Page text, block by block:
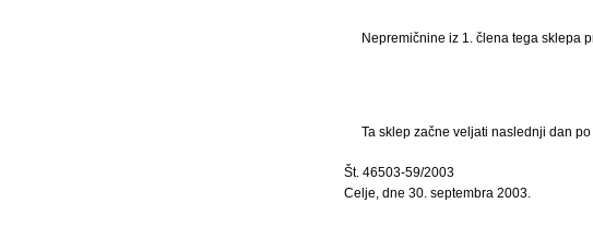
Nepremičnine iz 1. člena tega sklepa
Ta sklep začne veljati naslednji dan
Št. 46503-59/2003
Celje, dne 30. septembra 2003.